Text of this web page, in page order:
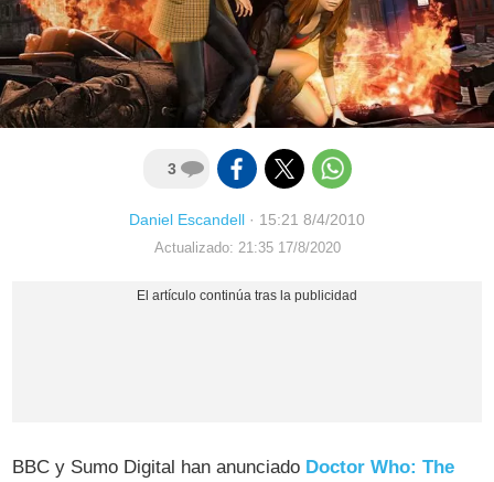
3
Daniel Escandell · 15:21 8/4/2010
Actualizado: 21:35 17/8/2020
BBC y Sumo Digital han anunciado Doctor Who: The